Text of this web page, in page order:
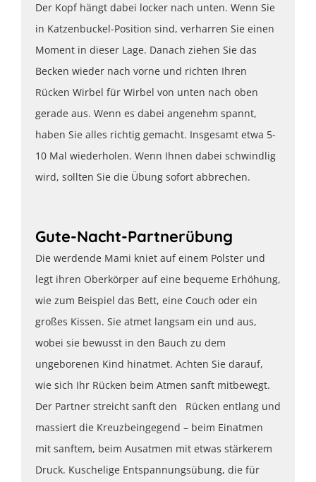
Der Kopf hängt dabei locker nach unten. Wenn Sie
in Katzenbuckel-Position sind, verharren Sie einen
Moment in dieser Lage. Danach ziehen Sie das
Becken wieder nach vorne und richten Ihren
Rücken Wirbel für Wirbel von unten nach oben
gerade aus. Wenn es dabei angenehm spannt,
haben Sie alles richtig gemacht. Insgesamt etwa 5-
10 Mal wiederholen. Wenn Ihnen dabei schwindlig
wird, sollten Sie die Übung sofort abbrechen.
Gute-Nacht-Partnerübung
Die werdende Mami kniet auf einem Polster und
legt ihren Oberkörper auf eine bequeme Erhöhung,
wie zum Beispiel das Bett, eine Couch oder ein
großes Kissen. Sie atmet langsam ein und aus,
wobei sie bewusst in den Bauch zu dem
ungeborenen Kind hinatmet. Achten Sie darauf,
wie sich Ihr Rücken beim Atmen sanft mitbewegt.
Der Partner streicht sanft den Rücken entlang und
massiert die Kreuzbeingegend – beim Einatmen
mit sanftem, beim Ausatmen mit etwas stärkerem
Druck. Kuschelige Entspannungsübung, die für